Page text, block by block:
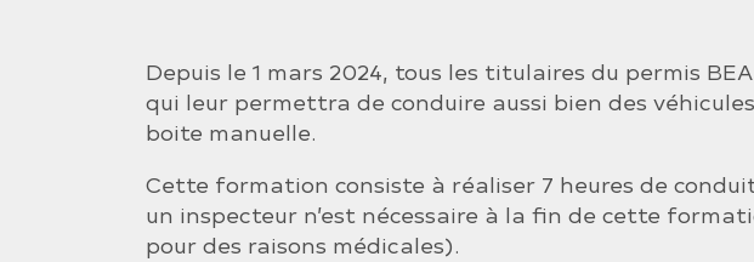
Depuis le 1 mars 2024, tous les titulaires du permis
qui leur permettra de conduire aussi bien des
boite manuelle.
Cette formation consiste à réaliser 7 heures de
un inspecteur n’est nécessaire à la fin de cette
pour des raisons médicales).